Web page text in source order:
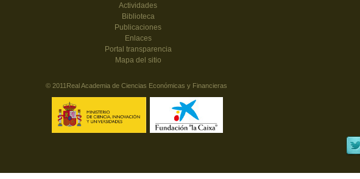
Actividades
Biblioteca
Publicaciones
Enlaces
Portal transparencia
Mapa del sitio
© 2011Real Academia de Ciencias Económicas y Financieras